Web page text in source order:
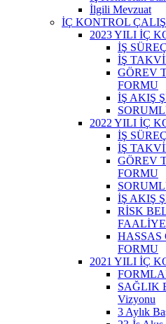
İlgili Mevzuat
İÇ KONTROL
2023 YILI İÇ
İŞ
İŞ
GÖREV
FORMU
İŞ AKIŞ
2022 YILI İÇ
İŞ
İŞ
GÖREV
FORMU
İŞ AKIŞ
RİSK
HASSAS
FORMU
2021 YILI İÇ
SAĞLIK
Vizyonu
3 Aylık